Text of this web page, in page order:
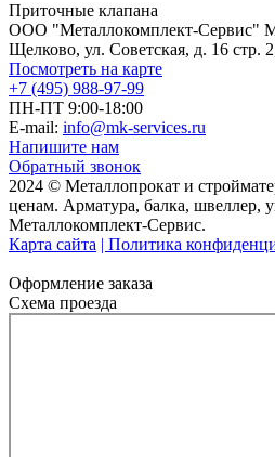
Приточные клапана
ООО "Металлокомплект-Сервис"
Щелково, ул. Советская, д. 16 стр.
Посмотреть на карте
+7 (495) 988-97-99
ПН-ПТ 9:00-18:00
E-mail: info@mk-services.ru
Напишите нам
Обратный звонок
2024 © Металлопрокат и
ценам. Арматура, балка, швеллер,
Металлокомплект-Сервис.
Карта сайта | Политика
Оформление заказа
Схема проезда